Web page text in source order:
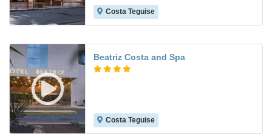
Costa Teguise
Beatriz Costa and Spa
Costa Teguise